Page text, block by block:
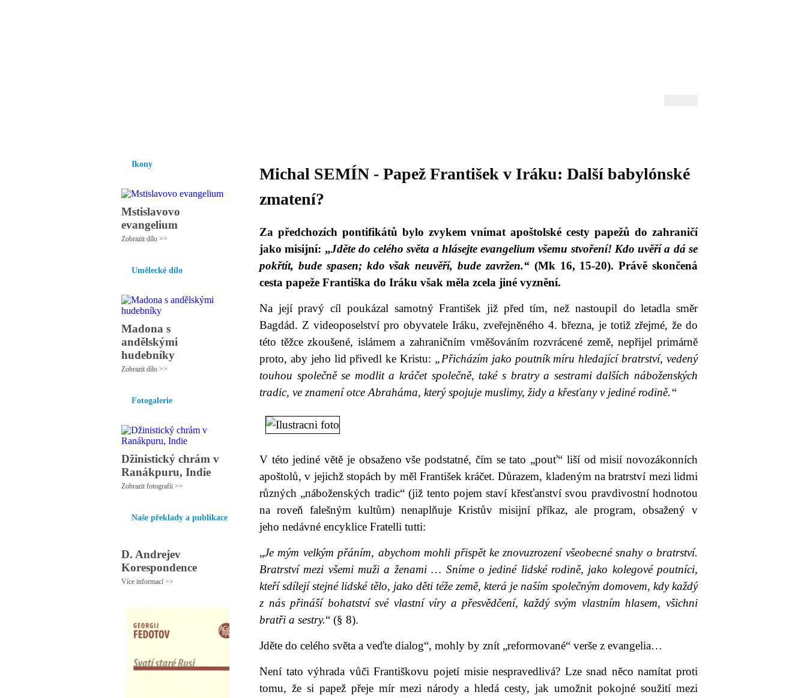
Ikony
Mstislavovo
evangelium
Zobrazit dílo >>
Umělecké dílo
Madona s
andělskými
hudebníky
Zobrazit dílo >>
Fotogalerie
Džinistický chrám v
Ranákpuru, Indie
Zobrazit fotografii >>
Naše překlady a publikace
D. Andrejev
Korespondence
Více informací >>
Michal SEMÍN - Papež František v Iráku: Další babylónské
zmatení?
Za předchozích pontifikátů bylo zvykem vnímat apoštolské cesty papežů do zahraničí
jako misijní: „Jděte do celého světa a hlásejte evangelium všemu stvoření! Kdo uvěří a dá se
pokřtít, bude spasen; kdo však neuvěří, bude zavržen.“(Mk 16, 15-20). Právě skončená
cesta papeže Františka do Iráku však měla zcela jiné vyznění.
Na její pravý cíl poukázal samotný František již před tím, než nastoupil do letadla směr
Bagdád. Z videoposelství pro obyvatele Iráku, zveřejněného 4. března, je totiž zřejmé, že do
této těžce zkoušené, islámem a zahraničním vměšováním rozvrácené země, nepřijel primárně
proto, aby jeho lid přivedl ke Kristu: „Přicházím jako poutník míru hledající bratrství, vedený
touhou společně se modlit a kráčet společně, také s bratry a sestrami dalších náboženských
tradic, ve znamení otce Abraháma, který spojuje muslimy, židy a křesťany v jediné rodině.“
V této jediné větě je obsaženo vše podstatné, čím se tato „pouť“ liší od misií novozákonních
apoštolů, v jejichž stopách by měl František kráčet. Důrazem, kladeným na bratrství mezi lidmi
různých „náboženských tradic“ (již tento pojem staví křesťanství svou pravdivostní hodnotou
na roveň falešným kultům) nenaplňuje Kristův misijní příkaz, ale program, obsažený v
jeho nedávné encyklice Fratelli tutti:
„Je mým velkým přáním, abychom mohli přispět ke znovuzrození všeobecné snahy o bratrství.
Bratrství mezi všemi muži a ženami … Sníme o jediné lidské rodině, jako kolegové poutníci,
kteří sdílejí stejné lidské tělo, jako děti téže země, která je naším společným domovem, kdy každý
z nás přináší bohatství své vlastní víry a přesvědčení, každý svým vlastním hlasem, všichni
bratři a sestry.“ (§ 8).
Jděte do celého světa a veďte dialog“, mohly by znít „reformované“ verše z evangelia…
Není tato výhrada vůči Františkovu pojetí misie nespravedlivá? Lze snad něco namítat proti
tomu, že si papež přeje mír mezi národy a hledá cesty, jak umožnit pokojné soužití mezi